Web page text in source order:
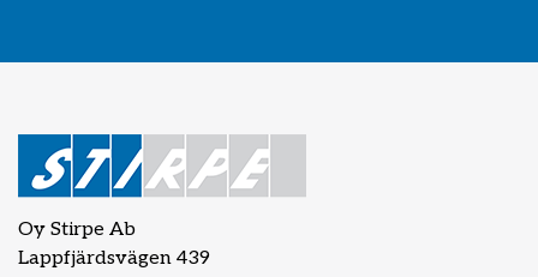
Oy Stirpe Ab
Lappfjärdsvägen 439